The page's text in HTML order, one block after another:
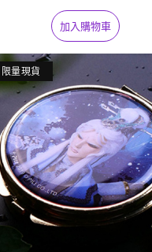
加入購物車
限量現貨